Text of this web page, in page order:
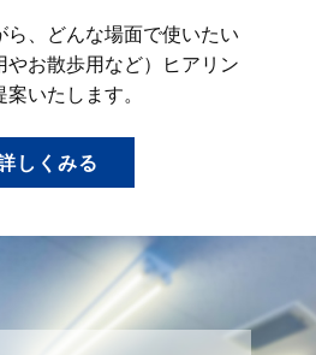
ら、どんな場面で使いたい
やお散歩用など）ヒアリン
いたします。
しくみる